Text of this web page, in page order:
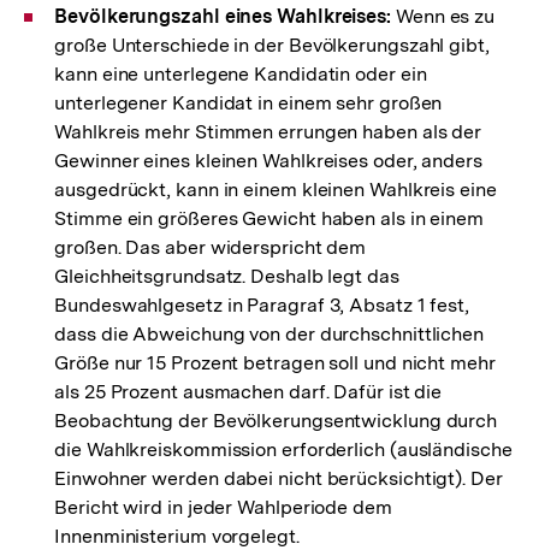
Bevölkerungszahl eines Wahlkreises: Wenn es zu
große Unterschiede in der Bevölkerungszahl gibt,
kann eine unterlegene Kandidatin oder ein
unterlegener Kandidat in einem sehr großen
Wahlkreis mehr Stimmen errungen haben als der
Gewinner eines kleinen Wahlkreises oder, anders
ausgedrückt, kann in einem kleinen Wahlkreis eine
Stimme ein größeres Gewicht haben als in einem
großen. Das aber widerspricht dem
Gleichheitsgrundsatz. Deshalb legt das
Bundeswahlgesetz in Paragraf 3, Absatz 1 fest,
dass die Abweichung von der durchschnittlichen
Größe nur 15 Prozent betragen soll und nicht mehr
als 25 Prozent ausmachen darf. Dafür ist die
Beobachtung der Bevölkerungsentwicklung durch
die Wahlkreiskommission erforderlich (ausländische
Einwohner werden dabei nicht berücksichtigt). Der
Bericht wird in jeder Wahlperiode dem
Innenministerium vorgelegt.